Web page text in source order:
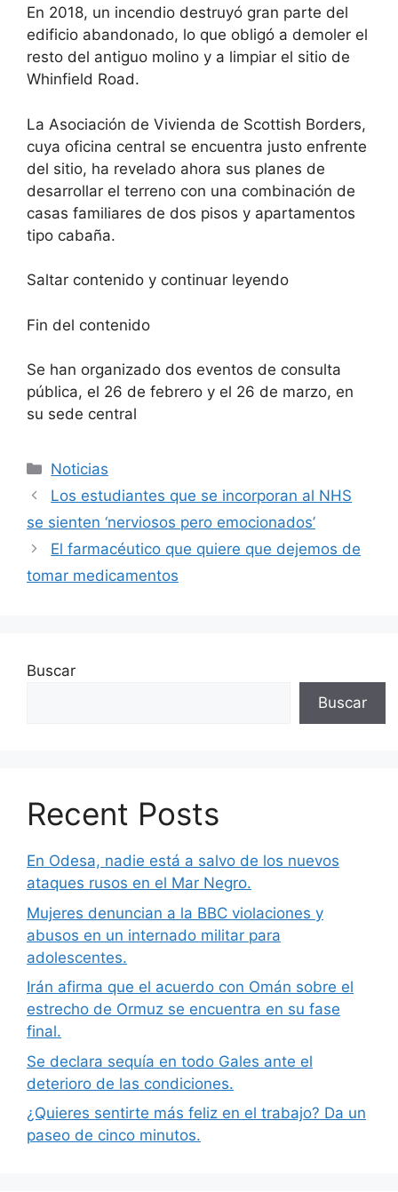
En 2018, un incendio destruyó gran parte del
edificio abandonado, lo que obligó a demoler el
resto del antiguo molino y a limpiar el sitio de
Whinfield Road.
La Asociación de Vivienda de Scottish Borders,
cuya oficina central se encuentra justo enfrente
del sitio, ha revelado ahora sus planes de
desarrollar el terreno con una combinación de
casas familiares de dos pisos y apartamentos
tipo cabaña.
Saltar contenido y continuar leyendo
Fin del contenido
Se han organizado dos eventos de consulta
pública, el 26 de febrero y el 26 de marzo, en
su sede central
Categorías
Noticias
Los estudiantes que se incorporan al NHS
se sienten ‘nerviosos pero emocionados’
El farmacéutico que quiere que dejemos de
tomar medicamentos
Buscar
Buscar
Recent Posts
En Odesa, nadie está a salvo de los nuevos
ataques rusos en el Mar Negro.
Mujeres denuncian a la BBC violaciones y
abusos en un internado militar para
adolescentes.
Irán afirma que el acuerdo con Omán sobre el
estrecho de Ormuz se encuentra en su fase
final.
Se declara sequía en todo Gales ante el
deterioro de las condiciones.
¿Quieres sentirte más feliz en el trabajo? Da un
paseo de cinco minutos.